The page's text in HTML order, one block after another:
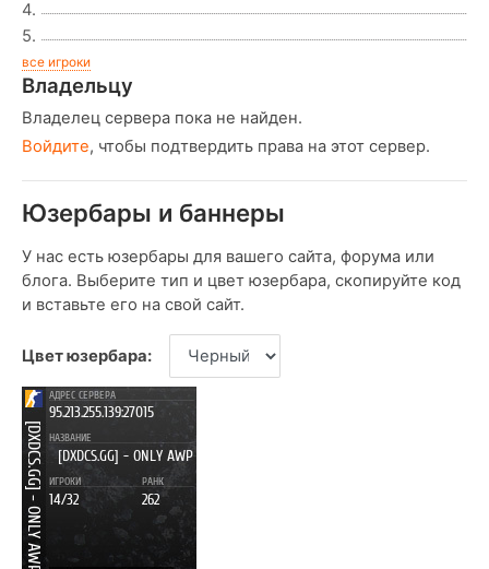
4.
5.
все игроки
Владельцу
Владелец сервера пока не найден.
Войдите, чтобы подтвердить права на этот сервер.
Юзербары и баннеры
У нас есть юзербары для вашего сайта, форума или
блога. Выберите тип и цвет юзербара, скопируйте код
и вставьте его на свой сайт.
Цвет юзербара: